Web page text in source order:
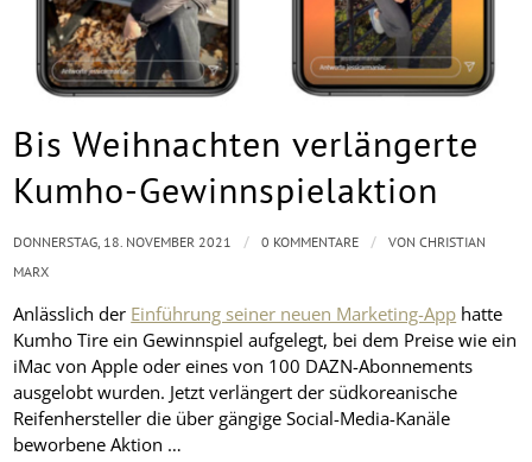
Bis Weihnachten verlängerte
Kumho-Gewinnspielaktion
Anlässlich der Einführung seiner neuen Marketing-App hatte
Kumho Tire ein Gewinnspiel aufgelegt, bei dem Preise wie ein
iMac von Apple oder eines von 100 DAZN-Abonnements
ausgelobt wurden. Jetzt verlängert der südkoreanische
Reifenhersteller die über gängige Social-Media-Kanäle
beworbene Aktion …
DONNERSTAG, 18. NOVEMBER 2021 / 0 KOMMENTARE / VONCHRISTIAN
MARX